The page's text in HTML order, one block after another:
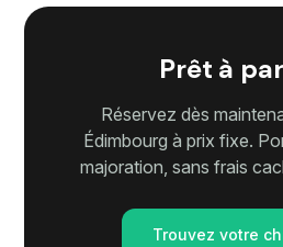
Prêt à
Réservez dès
Édimbourg à prix fixe.
majoration, sans frais
Trouvez votre